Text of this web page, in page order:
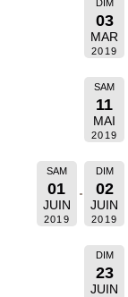
DIM
03
MAR
2019
SAM
11
MAI
2019
SAM
01
JUIN
2019
DIM
02
JUIN
2019
DIM
23
JUIN